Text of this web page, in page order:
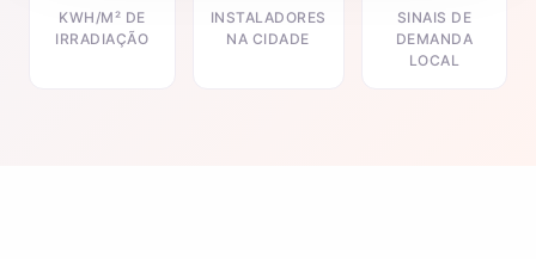
KWH/M² DE
IRRADIAÇÃO
INSTALADORES
NA CIDADE
SINAIS DE
DEMANDA
LOCAL